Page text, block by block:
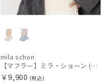
mila schon
【マフラー】ミラ・ショーン (mila schon) カシミヤ100％ レーシーニットキャンディプチマフラー カシミヤ プレゼント ギフト クリスマス
￥9,900 (税込)